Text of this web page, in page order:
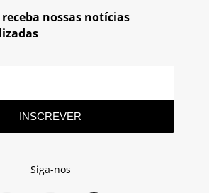
receba nossas notícias
INSCREVER
Siga-nos